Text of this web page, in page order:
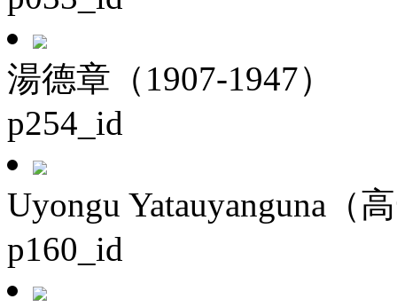
湯德章（1907-1947）
p254_id
Uyongu Yatauyanguna（
p160_id